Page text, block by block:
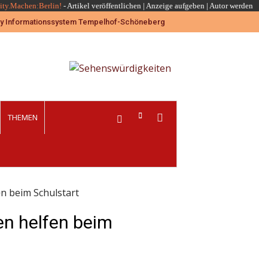
-Artikel veröffentlichen | Anzeige aufgeben | Autor werden
THEMEN
beim Schulstart
helfen beim